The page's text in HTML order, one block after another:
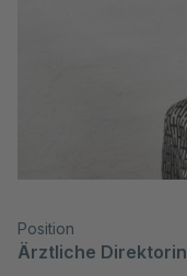
Position
Ärztliche Direktorin